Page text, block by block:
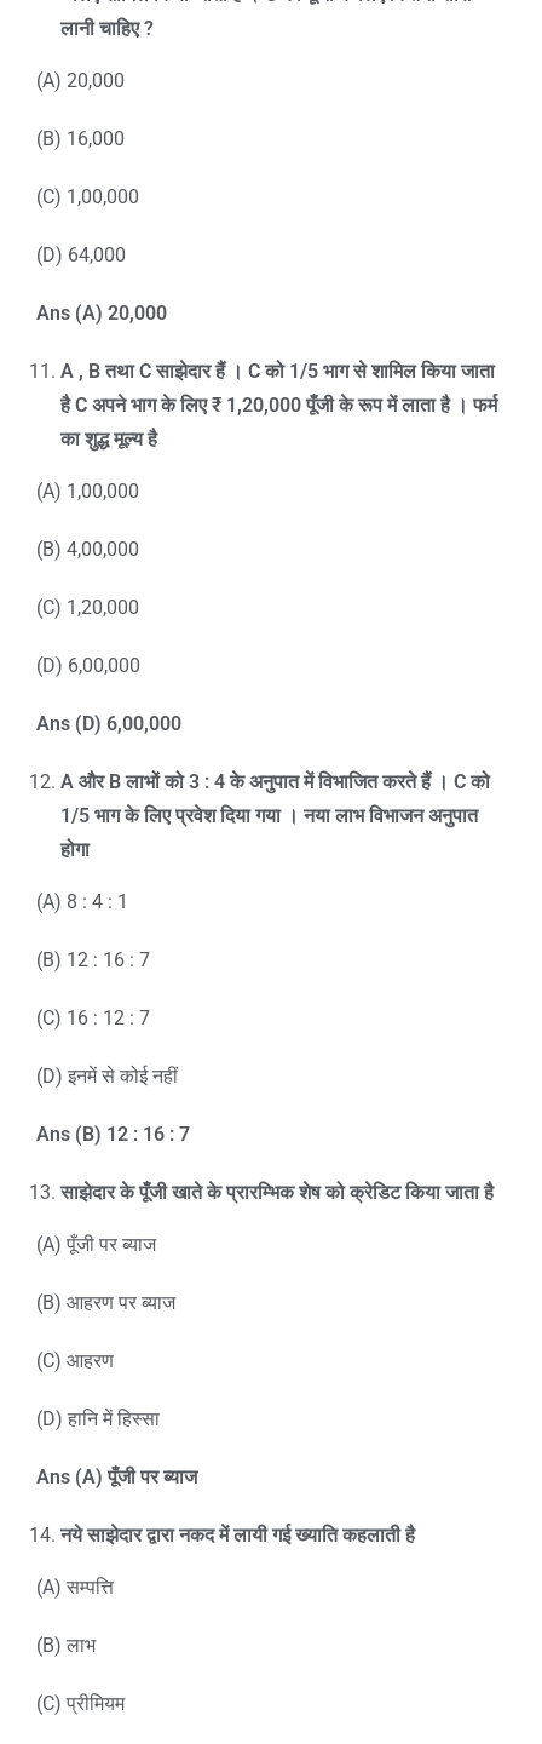
लानी चाहिए?
(A) 20,000
(B) 16,000
(C) 1,00,000
(D) 64,000
Ans (A) 20,000
A , BतथाCसाझेदार हैं । Cको1/5 भाग से शामिल किया जाता
हैC अपने भाग के लिए₹ 1,20,000पूँजी के रूप में लाता है । फर्म
का शुद्ध मूल्य है
(A) 1,00,000
(B) 4,00,000
(C) 1,20,000
(D) 6,00,000
Ans (D) 6,00,000
A औरBलाभों को3 : 4के अनुपात में विभाजित करते हैं । Cको
1/5 भाग के लिए प्रवेश दिया गया । नया लाभ विभाजन अनुपात
होगा
(A) 8 : 4 : 1
(B) 12 : 16 : 7
(C) 16 : 12 : 7
(D) इनमें से कोई नहीं
Ans (B) 12 : 16 : 7
साझेदार के पूँजी खाते के प्रारम्भिक शेष को क्रेडिट किया जाता है
(A) पूँजी पर ब्याज
(B) आहरण पर ब्याज
(C) आहरण
(D) हानि में हिस्सा
Ans (A)पूँजी पर ब्याज
नये साझेदार द्वारा नकद में लायी गई ख्याति कहलाती है
(A) सम्पत्ति
(B) लाभ
(C) प्रीमियम